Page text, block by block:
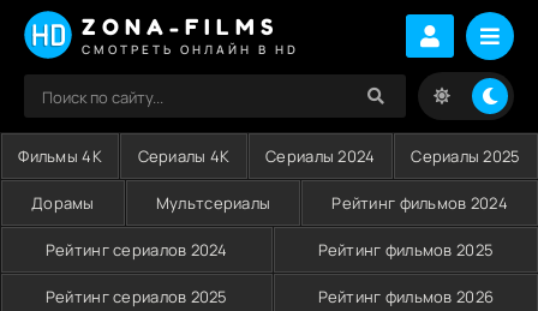
ZONA-FILMS
СМОТРЕТЬ ОНЛАЙН В HD
Фильмы 4K Сериалы 4K Сериалы 2024 Сериалы 2025
Дорамы Мультсериалы Рейтинг фильмов 2024
Рейтинг сериалов 2024 Рейтинг фильмов 2025
Рейтинг сериалов 2025 Рейтинг фильмов 2026